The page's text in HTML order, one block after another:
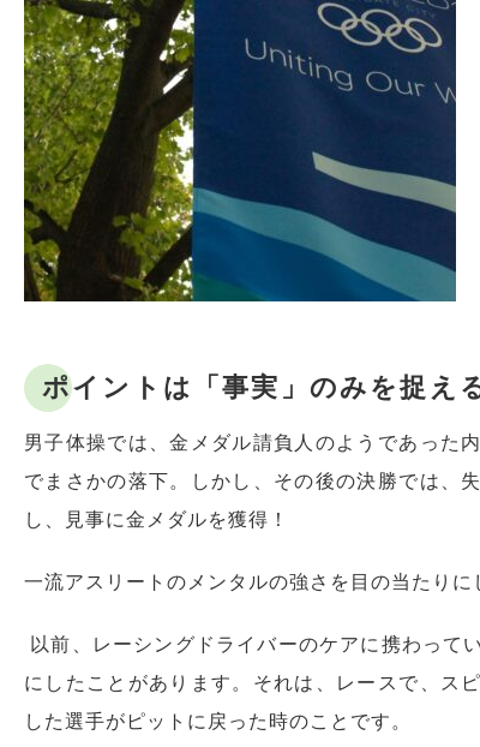
ポイントは「事実」のみを捉え
男子体操では、金メダル請負人のようであった
でまさかの落下。しかし、その後の決勝では、
し、見事に金メダルを獲得！
一流アスリートのメンタルの強さを目の当たりに
以前、レーシングドライバーのケアに携わって
にしたことがあります。それは、レースで、ス
した選手がピットに戻った時のことです。